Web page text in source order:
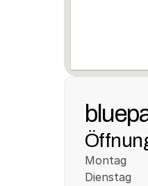
Montag
Dienstag